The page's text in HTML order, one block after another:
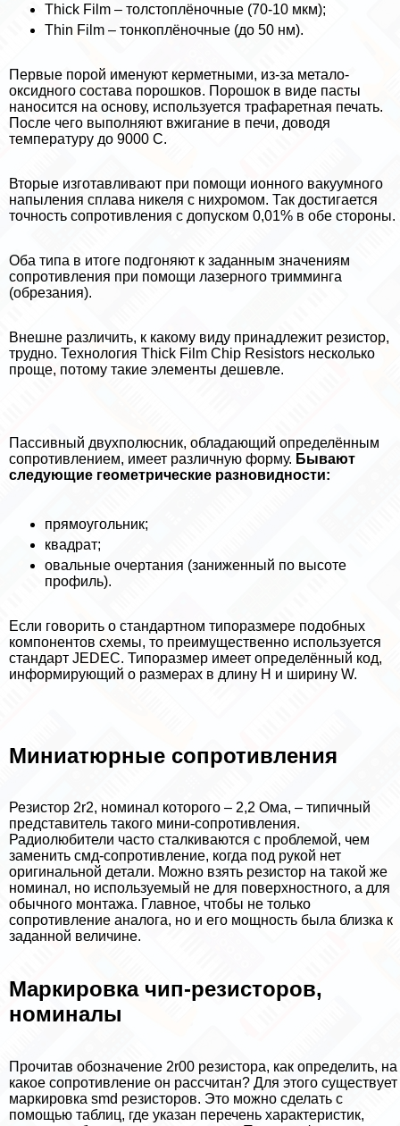
Thick Film – толстоплёночные (70-10 мкм);
Thin Film – тонкоплёночные (до 50 нм).
Первые порой именуют керметными, из-за метало-
оксидного состава порошков. Порошок в виде пасты
наносится на основу, используется трафаретная печать.
После чего выполняют вжигание в печи, доводя
температуру до 9000 С.
Вторые изготавливают при помощи ионного вакуумного
напыления сплава никеля с нихромом. Так достигается
точность сопротивления с допуском 0,01% в обе стороны.
Оба типа в итоге подгоняют к заданным значениям
сопротивления при помощи лазерного тримминга
(обрезания).
Внешне различить, к какому виду принадлежит резистор,
трудно. Технология Thick Film Chip Resistors несколько
проще, потому такие элементы дешевле.
Пассивный двухполюсник, обладающий определённым
сопротивлением, имеет различную форму. Бывают
следующие геометрические разновидности:
прямоугольник;
квадрат;
овальные очертания (заниженный по высоте
профиль).
Если говорить о стандартном типоразмере подобных
компонентов схемы, то преимущественно используется
стандарт JEDEC. Типоразмер имеет определённый код,
информирующий о размерах в длину H и ширину W.
Миниатюрные сопротивления
Резистор 2r2, номинал которого – 2,2 Ома, – типичный
представитель такого мини-сопротивления.
Радиолюбители часто сталкиваются с проблемой, чем
заменить смд-сопротивление, когда под рукой нет
оригинальной детали. Можно взять резистор на такой же
номинал, но используемый не для поверхностного, а для
обычного монтажа. Главное, чтобы не только
сопротивление аналога, но и его мощность была близка к
заданной величине.
Маркировка чип-резисторов,
номиналы
Прочитав обозначение 2r00 резистора, как определить, на
какое сопротивление он рассчитан? Для этого существует
маркировка smd резисторов. Это можно сделать с
помощью таблиц, где указан перечень хаpaктеристик,